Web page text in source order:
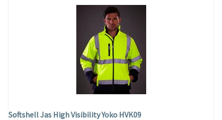
Softshell Jas High Visibility Yoko HVK09